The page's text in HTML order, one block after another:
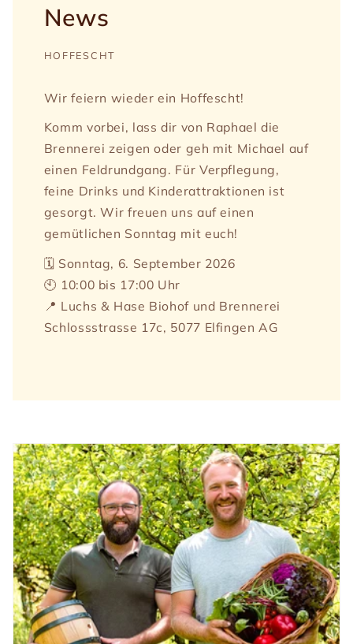
News
HOFFESCHT
Wir feiern wieder ein Hoffescht!
Komm vorbei, lass dir von Raphael die
Brennerei zeigen oder geh mit Michael auf
einen Feldrundgang. Für Verpflegung,
feine Drinks und Kinderattraktionen ist
gesorgt. Wir freuen uns auf einen
gemütlichen Sonntag mit euch!
🗓️ Sonntag, 6. September 2026
🕙 10:00 bis 17:00 Uhr
📍 Luchs & Hase Biohof und Brennerei
Schlossstrasse 17c, 5077 Elfingen AG